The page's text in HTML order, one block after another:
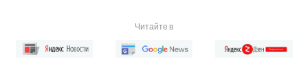
Читайте в